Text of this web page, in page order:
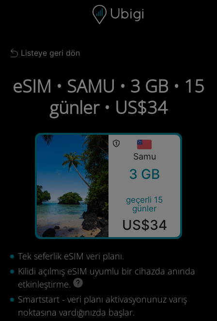
Gezinme çubuğu Alt bilgi
Back to list
Listeye geri dön
eSIM • SAMU • 3 GB • 15
günler • US$34
Samu
3 GB
geçerli 15
günler
US$34
Tek seferlik eSIM veri planı.
Kilidi açılmış eSIM uyumlu bir cihazda anında
etkinleştirme.
Smartstart - veri planı aktivasyonunuz varış
noktasına vardığınızda başlar.